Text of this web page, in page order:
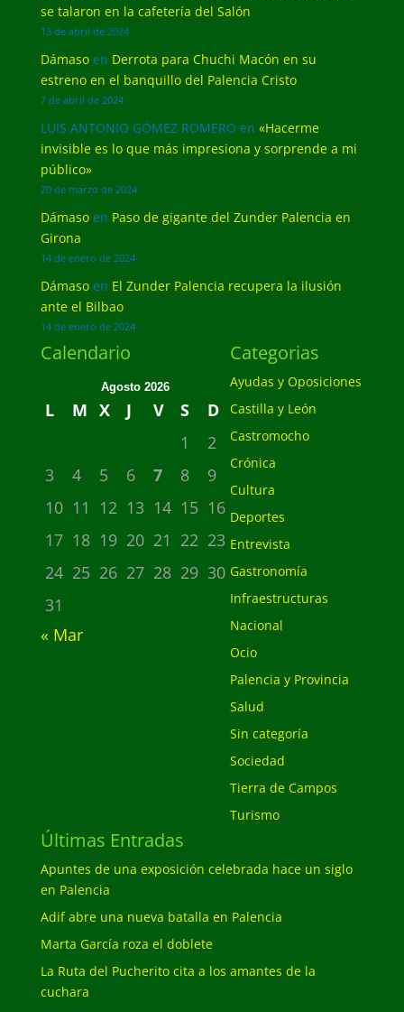
se talaron en la cafetería del Salón
13 de abril de 2024
Dámasoen Derrota para Chuchi Macón en su
estreno en el banquillo del Palencia Cristo
7 de abril de 2024
LUIS ANTONIO GÓMEZ ROMERO en «Hacerme
invisible es lo que más impresiona y sorprende a mi
público»
20 de marzo de 2024
Dámasoen Paso de gigante del Zunder Palencia en
Girona
14 de enero de 2024
Dámasoen El Zunder Palencia recupera la ilusión
ante el Bilbao
14 de enero de 2024
Calendario
Agosto 2026
L M X J V S
D
1
2
3
4 5 6 7 8
9
10 11 12 13 14 15 16
17 18 19 20 21 22 23
24 25 26 27 28 29 30
31
« Mar
Categorias
Ayudas y Oposiciones
Castilla y León
Castromocho
Crónica
Cultura
Deportes
Entrevista
Gastronomía
Infraestructuras
Nacional
Ocio
Palencia y Provincia
Salud
Sin categoría
Sociedad
Tierra de Campos
Turismo
Últimas Entradas
Apuntes de una exposición celebrada hace un siglo
en Palencia
Adif abre una nueva batalla en Palencia
Marta García roza el doblete
La Ruta del Pucherito cita a los amantes de la
cuchara